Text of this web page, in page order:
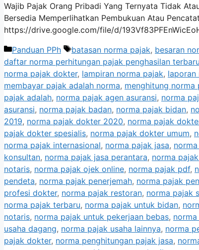
Wajib Pajak Orang Pribadi Yang Ternyata Tidak
Bersedia Memperlihatkan Pembukuan Atau
https://drive.google.com/file/d/
Kategori
Panduan PPh Tag
batasan norma pajak, besaran
daftar norma perhitungan pajak penghasilan terbaru
norma pajak dokter, lampiran norma pajak, laporan
membayar pajak adalah norma, menghitung norma
pajak adalah, norma pajak agen asuransi, norma
asuransi, norma pajak badan, norma pajak bidan,
2019, norma pajak dokter 2020, norma pajak
pajak dokter spesialis, norma pajak dokter umum,
norma pajak internasional, norma pajak jasa,
konsultan, norma pajak jasa perantara, norma
notaris, norma pajak ojek online, norma pajak pdf,
pendeta, norma pajak penerjemah, norma pajak
profesi dokter, norma pajak restoran, norma pajak
norma pajak terbaru, norma pajak untuk bidan,
notaris, norma pajak untuk pekerjaan bebas,
usaha dagang, norma pajak usaha lainnya, norma
pajak dokter, norma penghitungan pajak jasa,